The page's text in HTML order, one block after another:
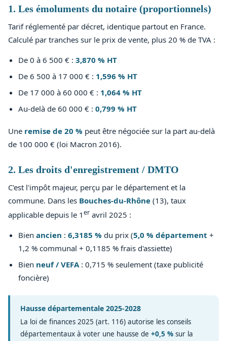
1. Les émoluments du notaire (proportionnels)
Tarif réglementé par décret, identique partout en France.
Calculé par tranches sur le prix de vente, plus 20 % de TVA :
De 0 à 6 500 € : 3,870 % HT
De 6 500 à 17 000 € : 1,596 % HT
De 17 000 à 60 000 € : 1,064 % HT
Au-delà de 60 000 € : 0,799 % HT
Une remise de 20 % peut être négociée sur la part au-delà
de 100 000 € (loi Macron 2016).
2. Les droits d'enregistrement / DMTO
C'est l'impôt majeur, perçu par le département et la
commune. Dans les Bouches-du-Rhône (13), taux
applicable depuis le 1er avril 2025 :
Bien ancien : 6,3185 % du prix (5,0 % département +
1,2 % communal + 0,1185 % frais d'assiette)
Bien neuf / VEFA: 0,715 % seulement (taxe publicité
foncière)
Hausse départementale 2025-2028
La loi de finances 2025 (art. 116) autorise les conseils
départementaux à voter une hausse de +0,5 % sur la